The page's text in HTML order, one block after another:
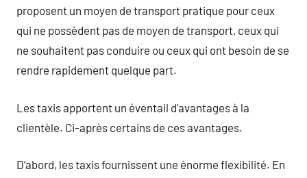
proposent un moyen de transport pratique pour ceux
qui ne possèdent pas de moyen de transport, ceux qui
ne souhaitent pas conduire ou ceux qui ont besoin de se
rendre rapidement quelque part.
Les taxis apportent un éventail d’avantages à la
clientèle. Ci-après certains de ces avantages.
D’abord, les taxis fournissent une énorme flexibilité. En